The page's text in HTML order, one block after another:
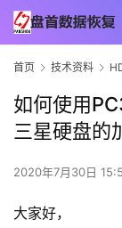
首页 技术资料
如何使用
三星硬盘的
2020年7月30日
大家好，